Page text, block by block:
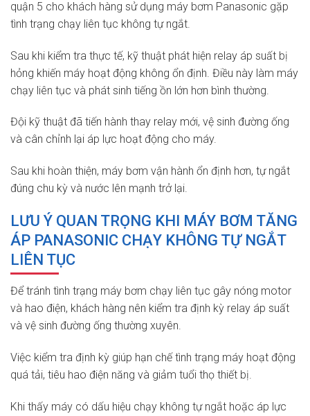
quận 5 cho khách hàng sử dụng máy bơm Panasonic gặp
tình trạng chạy liên tục không tự ngắt.
Sau khi kiểm tra thực tế, kỹ thuật phát hiện relay áp suất bị
hỏng khiến máy hoạt động không ổn định. Điều này làm máy
chạy liên tục và phát sinh tiếng ồn lớn hơn bình thường.
Đội kỹ thuật đã tiến hành thay relay mới, vệ sinh đường ống
và cân chỉnh lại áp lực hoạt động cho máy.
Sau khi hoàn thiện, máy bơm vận hành ổn định hơn, tự ngắt
đúng chu kỳ và nước lên mạnh trở lại.
LƯU Ý QUAN TRỌNG KHI MÁY BƠM TĂNG
ÁP PANASONIC CHẠY KHÔNG TỰ NGẮT
LIÊN TỤC
Để tránh tình trạng máy bơm chạy liên tục gây nóng motor
và hao điện, khách hàng nên kiểm tra định kỳ relay áp suất
và vệ sinh đường ống thường xuyên.
Việc kiểm tra định kỳ giúp hạn chế tình trạng máy hoạt động
quá tải, tiêu hao điện năng và giảm tuổi thọ thiết bị.
Khi thấy máy có dấu hiệu chạy không tự ngắt hoặc áp lực